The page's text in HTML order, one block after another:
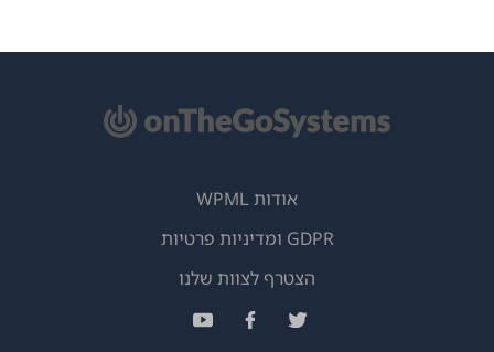
אודות WPML
GDPR ומדיניות פרטיות
הצטרף לצוות שלנו(נפתח
בחלון
(נפתח
(נפתח
(נפתח